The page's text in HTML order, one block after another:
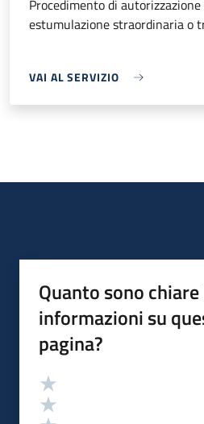
Procedimento di
estumulazione straordinaria o
VAI AL SERVIZIO
Quanto sono chiare
informazioni su
pagina?
Valutazione